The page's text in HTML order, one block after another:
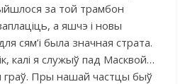
за той трамбон
а яшчэ і новы
сям’і была значная страта.
калі я служыў пад Масквой…
граў. Пры нашай частцы быў